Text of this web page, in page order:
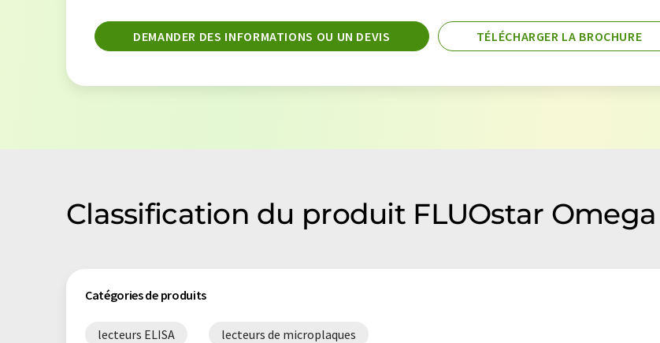
DEMANDER DES INFORMATIONS OU UN DEVIS TÉLÉCHARGER LA BROCHURE
Classification du produit FLUOstar Omega
Catégories de produits
lecteurs ELISA lecteurs de microplaques